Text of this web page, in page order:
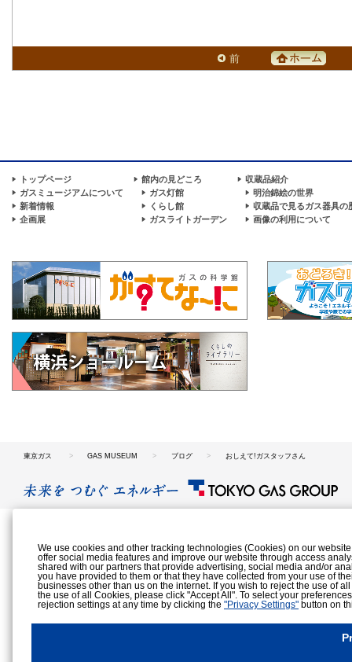
前
トップページ
ガスミュージアムについて
新着情報
企画展
館内の見どころ
ガス灯館
くらし館
ガスライトガーデン
収蔵品紹介
明治錦絵の世界
収蔵品で見るガス器具の
画像の利用について
東京ガス GAS MUSEUM ブログ おしえて!ガスタッフさん
We use cookies and other tracking technologies (Cookies) on our
offer social media features and improve our website through access
shared with our partners that provide advertising, social media and/or
you have provided to them or that they have collected from your use of
businesses other than us on the internet. If you wish to reject the use of
the use of all Cookies, please click "Accept All". To select your
rejection settings at any time by clicking the "Privacy Settings" button on
Cookies Details